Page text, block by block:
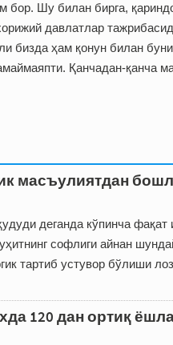
бор. Шу билан бирга,
давлатлар
бизда ҳам қонун билан
Қанчадан-қанча
масъулиятдан
деганда кўпинча
софлиги айнан
тартиб устувор бўлиши
120 дан ортиқ